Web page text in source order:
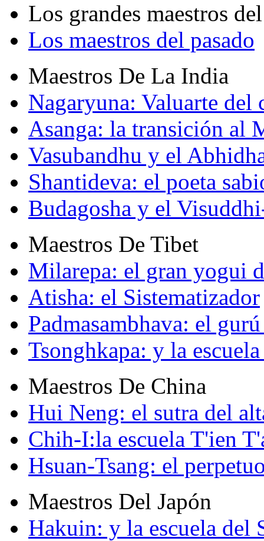
Los grandes maestros
Los maestros del pasado
Maestros De La India
Nagaryuna: Valuarte del
Asanga: la transición al
Vasubandhu y el
Shantideva: el poeta
Budagosha y el
Maestros De Tibet
Milarepa: el gran yogui
Atisha: el Sistematizador
Padmasambhava: el
Tsonghkapa: y la
Maestros De China
Hui Neng: el sutra del
Chih-I:la escuela T'ien
Hsuan-Tsang: el
Maestros Del Japón
Hakuin: y la escuela del